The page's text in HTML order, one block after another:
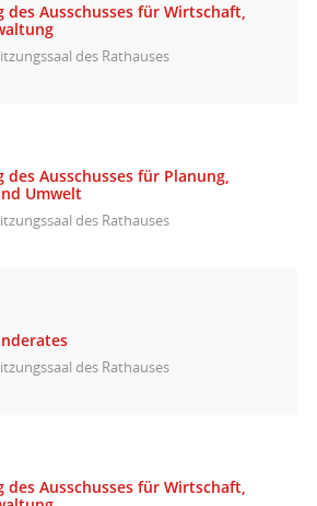
Ausschusses für Wirtschaft,
des Rathauses
Ausschusses für Planung,
Umwelt
des Rathauses
des Rathauses
Ausschusses für Wirtschaft,